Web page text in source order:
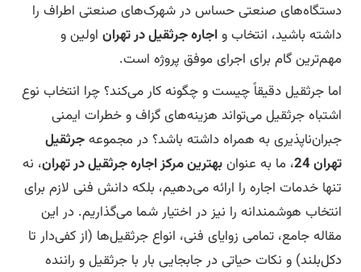
دستگاه‌های صنعتی حساس در شهرک‌های صنعتی اطراف را
داشته باشید، انتخاب واجاره جرثقیل در تهران اولین و
مهم‌ترین گام برای اجرای موفق پروژه است.
اما جرثقیل دقیقاً چیست و چگونه کار می‌کند؟ چرا انتخاب نوع
اشتباه جرثقیل می‌تواند هزینه‌های گزاف و خطرات ایمنی
جبران‌ناپذیری به همراه داشته باشد؟ در مجموعهجرثقیل
تهران 24
، ما به عنوانبهترین مرکز اجاره جرثقیل در تهران، نه
تنها خدمات اجاره را ارائه می‌دهیم، بلکه دانش فنی لازم برای
انتخاب هوشمندانه را نیز در اختیار شما می‌گذاریم. در این
مقاله جامع، تمامی زوایای فنی، انواع جرثقیل‌ها (از کفی‌دار تا
دکل‌بلند) و نکات حیاتی در جابجایی بار با جرثقیل و راننده